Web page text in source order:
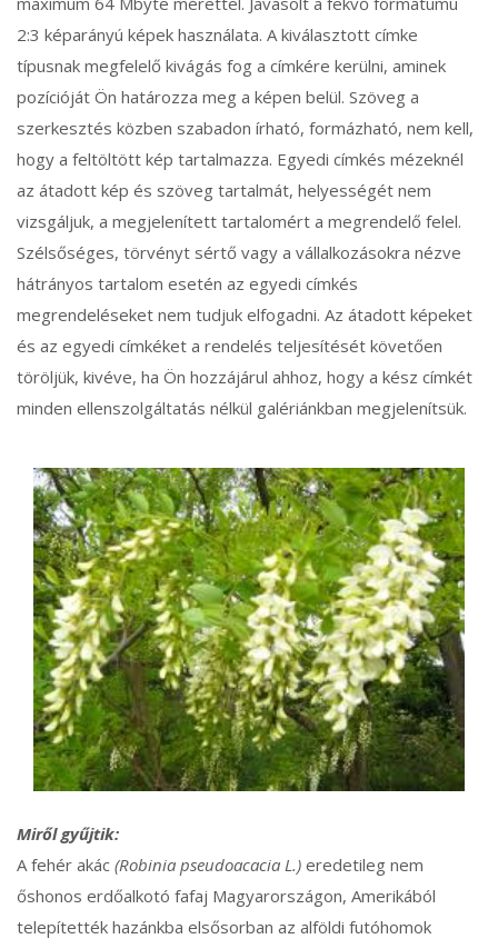
2:3 képarányú képek használata. A kiválasztott címke
típusnak megfelelő kivágás fog a címkére kerülni, aminek
pozícióját Ön határozza meg a képen belül. Szöveg a
szerkesztés közben szabadon írható, formázható, nem kell,
hogy a feltöltött kép tartalmazza. Egyedi címkés mézeknél
az átadott kép és szöveg tartalmát, helyességét nem
vizsgáljuk, a megjelenített tartalomért a megrendelő felel.
Szélsőséges, törvényt sértő vagy a vállalkozásokra nézve
hátrányos tartalom esetén az egyedi címkés
megrendeléseket nem tudjuk elfogadni. Az átadott képeket
és az egyedi címkéket a rendelés teljesítését követően
töröljük, kivéve, ha Ön hozzájárul ahhoz, hogy a kész címkét
minden ellenszolgáltatás nélkül galériánkban megjelenítsük.
Miről gyűjtik:
A fehér akác (Robinia pseudoacacia L.) eredetileg nem
őshonos erdőalkotó fafaj Magyarországon, Amerikából
telepítették hazánkba elsősorban az alföldi futóhomok